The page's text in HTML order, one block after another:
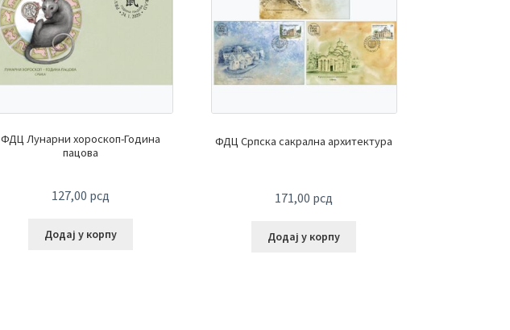
ФДЦ Лунарни хороскоп-Година
пацова
127,00 рсд
Додај у корпу
ФДЦ Српска сакрална архитектура
171,00 рсд
Додај у корпу